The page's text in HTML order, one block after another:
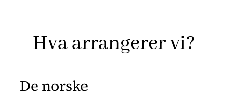
Hva arrangerer vi?
De norske